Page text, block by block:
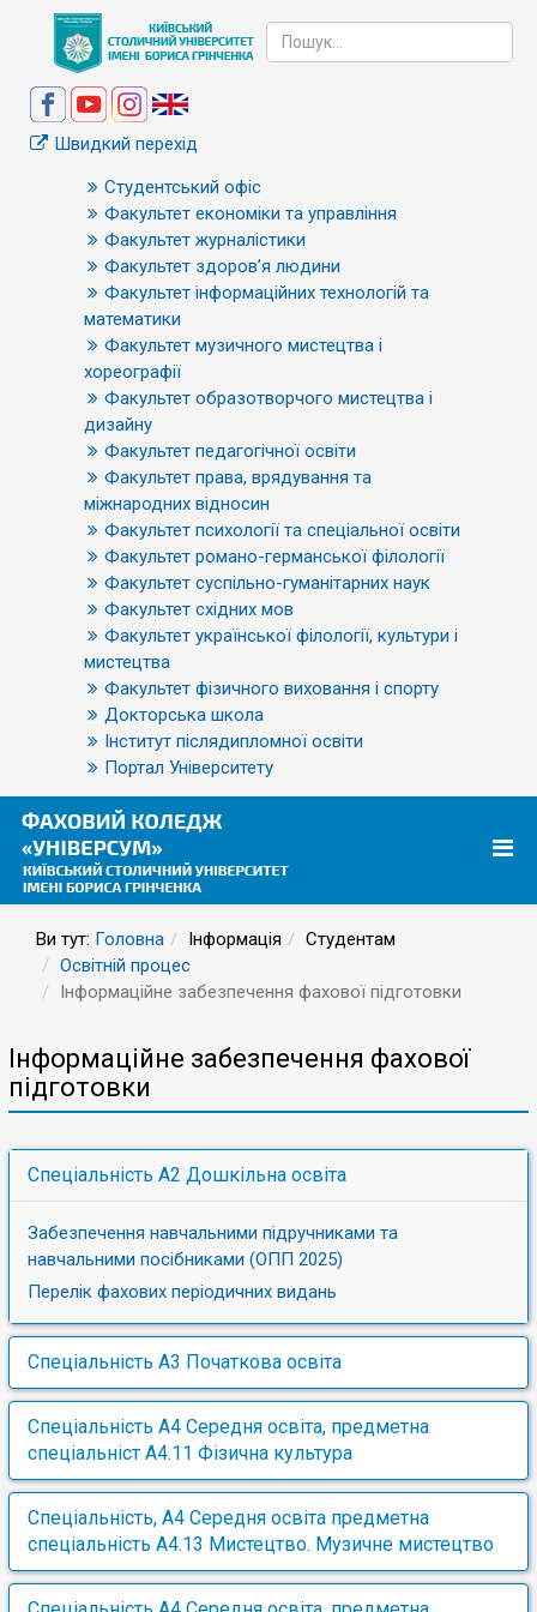
Швидкий перехід
Студентський офіс
Факультет економіки та управління
Факультет журналістики
Факультет здоров’я людини
Факультет інформаційних технологій та
математики
Факультет музичного мистецтва і
хореографії
Факультет образотворчого мистецтва і
дизайну
Факультет педагогічної освіти
Факультет права, врядування та
міжнародних відносин
Факультет психології та спеціальної освіти
Факультет романо-германської філології
Факультет суспільно-гуманітарних наук
Факультет східних мов
Факультет української філології, культури і
мистецтва
Факультет фізичного виховання і спорту
Докторська школа
Інститут післядипломної освіти
Портал Університету
Ви тут: Головна Інформація
Студентам
Освітній процес
Інформаційне забезпечення фахової підготовки
Інформаційне забезпечення фахової
підготовки
Спеціальність А2 Дошкільна освіта
Забезпечення навчальними підручниками та
навчальними посібниками (ОПП 2025)
Перелік фахових періодичних видань
Спеціальність А3 Початкова освіта
Забезпечення навчальними підручниками та
навчальними посібниками (ОПП 2025)
Перелік фахових періодичних видань
Спеціальність А4 Середня освіта, предметна
спеціальніст А4.11 Фізична культура
Забезпечення навчальними підручниками та
навчальними посібниками (ОПП 2025)
Перелік фахових періодичних видань
Спеціальність, А4 Середня освіта предметна
спеціальність А4.13 Мистецтво. Музичне мистецтво
Забезпечення навчальними підручниками та